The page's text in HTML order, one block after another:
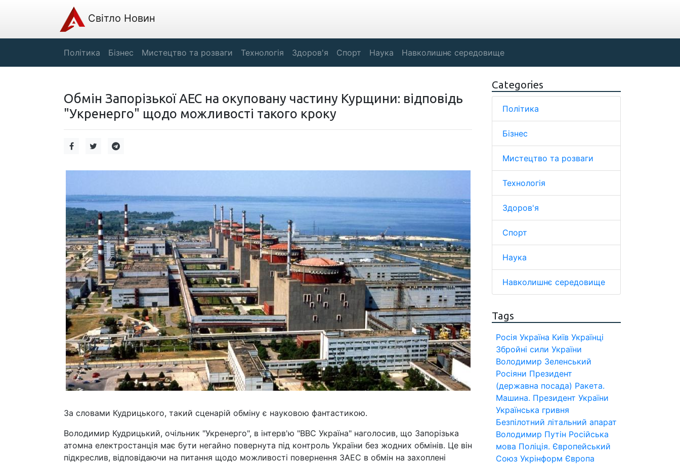
Світло Новин
Політика Бізнес Мистецтво та розваги Технологія Здоров'я Спорт Наука Навколишнє середовище
Обмін Запорізької АЕС на окуповану частину Курщини: відповідь
"Укренерго" щодо можливості такого кроку
За словами Кудрицького, такий сценарій обміну є науковою фантастикою.
Володимир Кудрицький, очільник "Укренерго", в інтерв'ю "BBC Україна" наголосив, що Запорізька
атомна електростанція має бути негайно повернута під контроль України без жодних обмінів. Це він
підкреслив, відповідаючи на питання щодо можливості повернення ЗАЕС в обмін на захоплені
Categories
Політика
Бізнес
Мистецтво та розваги
Технологія
Здоров'я
Спорт
Наука
Навколишнє середовище
Tags
Росія Україна Київ Українці
Збройні сили України
Володимир Зеленський
Росіяни Президент
(державна посада) Ракета.
Машина. Президент України
Українська гривня
Безпілотний літальний апарат
Володимир Путін Російська
мова Поліція. Європейський
Союз Укрінформ Європа